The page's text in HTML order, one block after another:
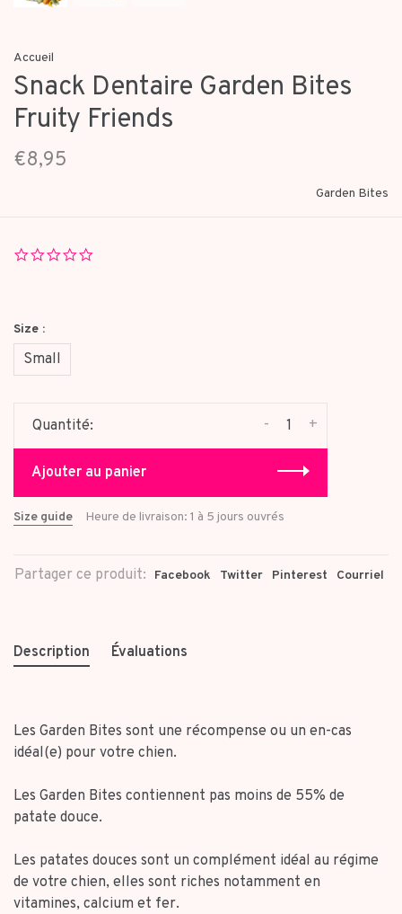
Accueil
Snack Dentaire Garden Bites
Fruity Friends
€8,95
Garden Bites
Size :
Small
Quantité: +
-
Ajouter au panier
Size guide Heure de livraison: 1 à 5 jours ouvrés
Partager ce produit: Facebook Twitter Pinterest Courriel
Description Évaluations
Les Garden Bites sont une récompense ou un en-cas
idéal(e) pour votre chien.
Les Garden Bites contiennent pas moins de 55% de
patate douce.
Les patates douces sont un complément idéal au régime
de votre chien, elles sont riches notamment en
vitamines, calcium et fer.